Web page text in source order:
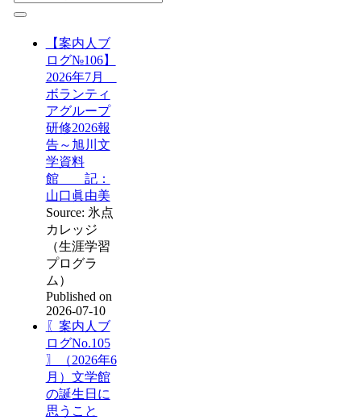
【案内人ブ
ログ№106】
2026年7月
ボランティ
アグループ
研修2026報
告～旭川文
学資料
館 記：
山口眞由美
Source: 氷点
カレッジ
（生涯学習
プログラ
ム）
Published on
2026-07-10
〖案内人ブ
ログNo.105
〗（2026年6
月）文学館
の誕生日に
思うこと